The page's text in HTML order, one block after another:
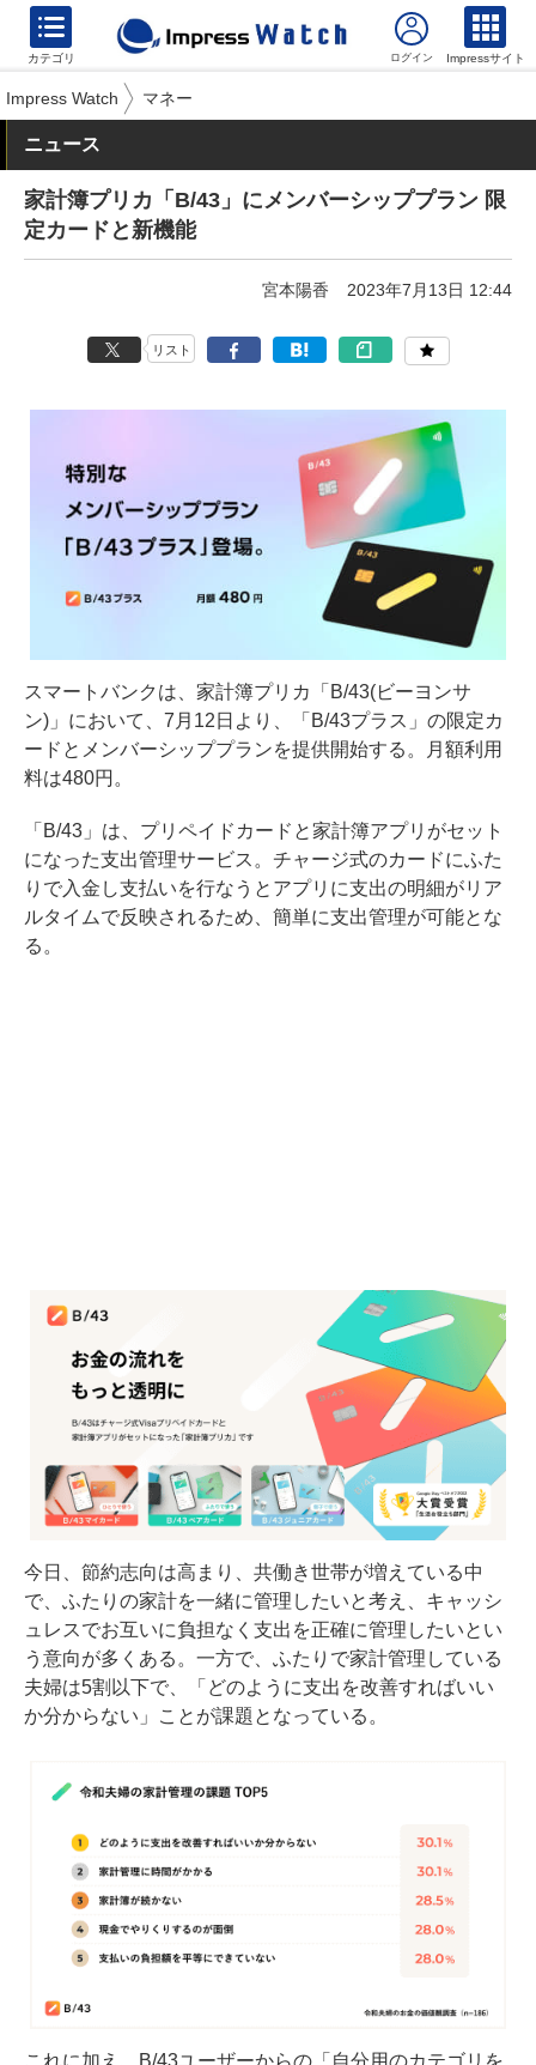
カテゴリ Impressサイト
Impress Watch マネー
ニュース
家計簿プリカ「B/43」にメンバーシッププラン 限
定カードと新機能
宮本陽香 2023年7月13日 12:44
リスト
スマートバンクは、家計簿プリカ「B/43(ビーヨンサ
ン)」において、7月12日より、「B/43プラス」の限定カ
ードとメンバーシッププランを提供開始する。月額利用
料は480円。
「B/43」は、プリペイドカードと家計簿アプリがセット
になった支出管理サービス。チャージ式のカードにふた
りで入金し支払いを行なうとアプリに支出の明細がリア
ルタイムで反映されるため、簡単に支出管理が可能とな
る。
今日、節約志向は高まり、共働き世帯が増えている中
で、ふたりの家計を一緒に管理したいと考え、キャッシ
ュレスでお互いに負担なく支出を正確に管理したいとい
う意向が多くある。一方で、ふたりで家計管理している
夫婦は5割以下で、「どのように支出を改善すればいい
か分からない」ことが課題となっている。
これに加え、B/43ユーザーからの「自分用のカテゴリを